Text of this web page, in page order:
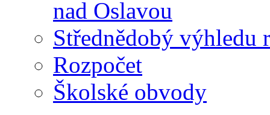
nad Oslavou
Střednědobý výhledu
Rozpočet
Školské obvody